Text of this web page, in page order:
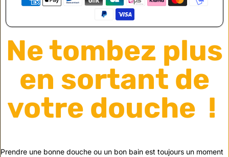
Ne tombez plus
en sortant de
votre douche !
Prendre une bonne douche ou un bon bain est toujours un moment